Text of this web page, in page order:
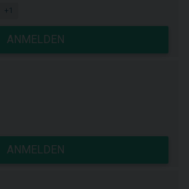
+1
ANMELDEN
ANMELDEN